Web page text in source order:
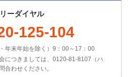
ーダイヤル
125-104
年末年始を除く）9：00～17：00
につきましては、0120-81-8107（ハ
合わせください。